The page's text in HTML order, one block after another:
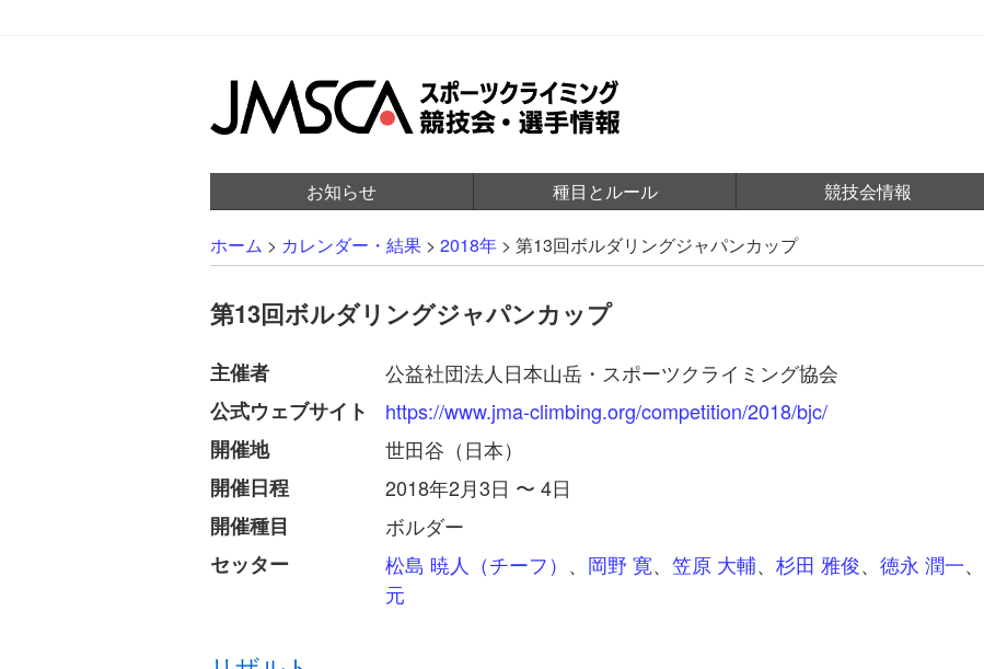
お知らせ 種目とルール 競技会情報
ホーム > カレンダー・結果 > 2018年 > 第13回ボルダリングジャパンカップ
第13回ボルダリングジャパンカップ
主催者
公益社団法人日本山岳・スポーツクライミング協会
公式ウェブサイト
https://www.jma-climbing.org/competition/2018/bjc/
開催地
世田谷（日本）
開催日程
2018年2月3日 〜 4日
開催種目
ボルダー
セッター
松島 暁人（チーフ） 、 岡野 寛、 笠原 大輔、 杉田 雅俊、 徳永 潤一、
元